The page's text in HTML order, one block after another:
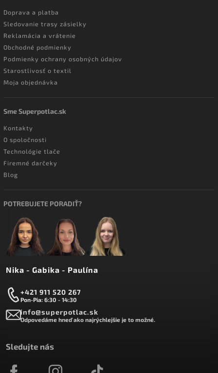
Doprava a platba
Sledovanie trasy zásielky
Reklamácia a vrátenie
Obchodné podmienky
Podmienky ochrany osobných údajov
Starostlivosť o textil
Moja objednávka
Sme Superpotlac.sk
Kontakty
O spoločnosti
Technológie tlače
Firemné darčeky
Blog
POTREBUJETE PORADIŤ?
Nika - Gabika - Paulína
+421 911 520 267
Pon-Pia: 6:30 - 14:30
info@superpotlac.sk
Odpovedáme hneď ako najrýchlejšie je to možné.
Sledujte nás